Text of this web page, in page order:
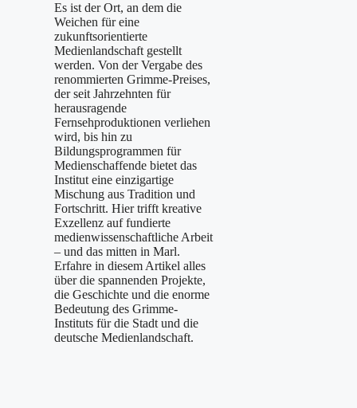
Es ist der Ort, an dem die
Weichen für eine
zukunftsorientierte
Medienlandschaft gestellt
werden. Von der Vergabe des
renommierten Grimme-Preises,
der seit Jahrzehnten für
herausragende
Fernsehproduktionen verliehen
wird, bis hin zu
Bildungsprogrammen für
Medienschaffende bietet das
Institut eine einzigartige
Mischung aus Tradition und
Fortschritt. Hier trifft kreative
Exzellenz auf fundierte
medienwissenschaftliche Arbeit
– und das mitten in Marl.
Erfahre in diesem Artikel alles
über die spannenden Projekte,
die Geschichte und die enorme
Bedeutung des Grimme-
Instituts für die Stadt und die
deutsche Medienlandschaft.